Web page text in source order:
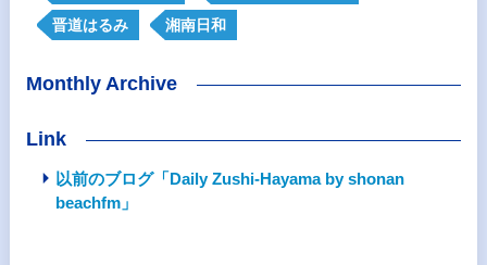
晋道はるみ 湘南日和
Monthly Archive
Link
以前のブログ「Daily Zushi-Hayama by shonan
beachfm」